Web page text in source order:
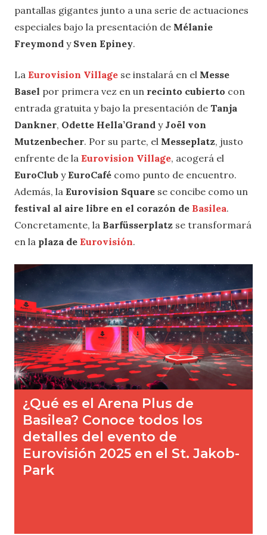
pantallas gigantes junto a una serie de actuaciones
especiales bajo la presentación de Mélanie
Freymond y Sven Epiney.
La Eurovision Village se instalará en el Messe
Basel por primera vez en un recinto cubierto con
entrada gratuita y bajo la presentación de Tanja
Dankner, Odette Hella’Grand y Joël von
Mutzenbecher. Por su parte, el Messeplatz, justo
enfrente de la Eurovision Village, acogerá el
EuroClub yEuroCafé como punto de encuentro.
Además, la Eurovision Square se concibe como un
festival al aire libre en el corazón de Basilea.
Concretamente, la Barfüsserplatz se transformará
en la plaza de Eurovisión.